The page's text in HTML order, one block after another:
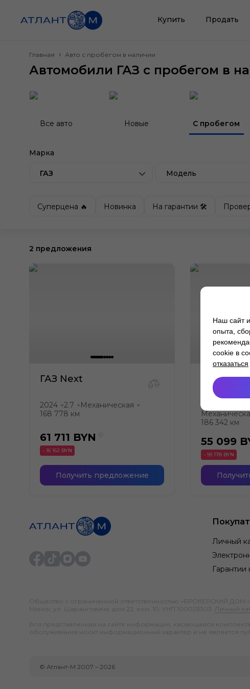
Купить Продать
Главная Авто с пробегом в наличии
Автомобили ГАЗ с пробегом в
Все авто Новые С пробегом
Марка
ГАЗ Модель
Суперцена 🔥 Новинка На гарантии 🛠
2 предложения
ГАЗ Next
2024 ●2.7 ● Механическая ●
168 778 км
61 711 BYN
- 16 162 BYN
Получить предложение
ГАЗ Next
2021
186 342 км
55 099
- 99 178 BYN
Личный
Гарантии
Общество с ограниченной ответственностью «БРОКЕРСКИЙ ДОМ
Минск, ул. Шаранговича, дом 22, ком. 10; УНП 100023303.
Личный
Вся представленная на сайте информация, касающаяся
обслуживания носит информационный характер и не является
© Атлант-М 2007 – 2026
Наш сайт
опыта,
cookie в
отказаться